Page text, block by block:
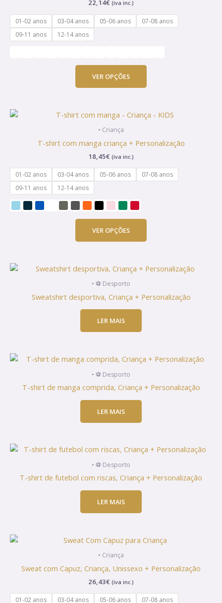
22,14€ (iva inc.)
01-02 anos 03-04 anos 05-06 anos
07-08 anos
09-11 anos
12-14 anos
VER OPÇÕES
The
options
the
• Criança
T-shirt com manga criança + Personalização
18,45€ (iva inc.)
01-02 anos 03-04 anos 05-06 anos
07-08 anos
09-11 anos
12-14 anos
VER OPÇÕES
This
multiple
The
options
the
• ⚽ Desporto
Sweatshirt desportiva, Criança + Personalização
LER MAIS
• ⚽ Desporto
T-shirt de manga comprida, Criança + Personalização
LER MAIS
• ⚽ Desporto
T-shirt de futebol com riscas, Criança + Personalização
LER MAIS
• Criança
Sweat com Capuz, Criança, Unissexo + Personalização
26,43€ (iva inc.)
01-02 anos 03-04 anos 05-06 anos
07-08 anos
This
multiple
The